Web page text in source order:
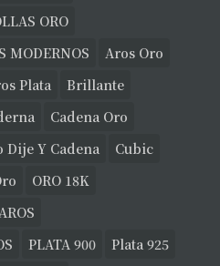
ORO
MODERNOS
Aros Oro
Plata
Brillante
Cadena Oro
Dije Y Cadena
Cubic
ORO 18K
PLATA 900
Plata 925